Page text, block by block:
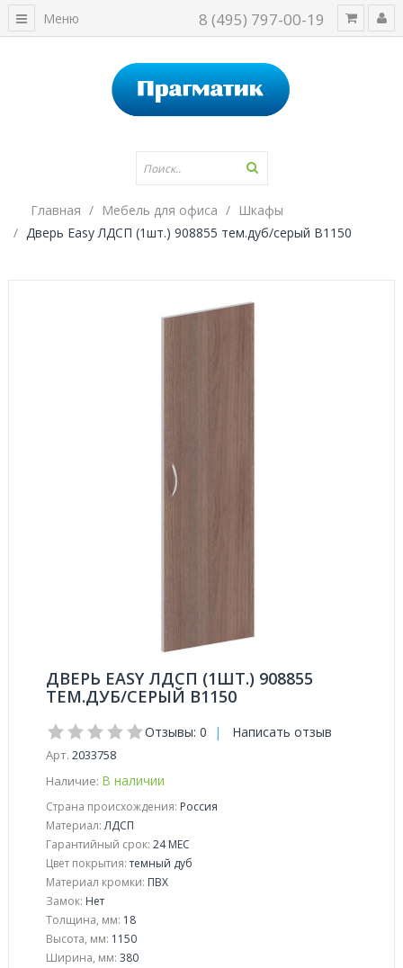
8 (495) 797-00-19
Меню
Главная Мебель для офиса
Шкафы
Дверь Easy ЛДСП (1шт.) 908855 тем.дуб/серый В1150
ДВЕРЬ EASY ЛДСП (1ШТ.) 908855
ТЕМ.ДУБ/СЕРЫЙ В1150
Отзывы: 0 | Написать отзыв
Арт. 2033758
Наличие: В наличии
Страна происхождения: Россия
Материал:ЛДСП
Гарантийный срок: 24 МЕС
Цвет покрытия:темный дуб
Материал кромки: ПВХ
Замок: Нет
Толщина, мм: 18
Высота, мм: 1150
Ширина, мм: 380